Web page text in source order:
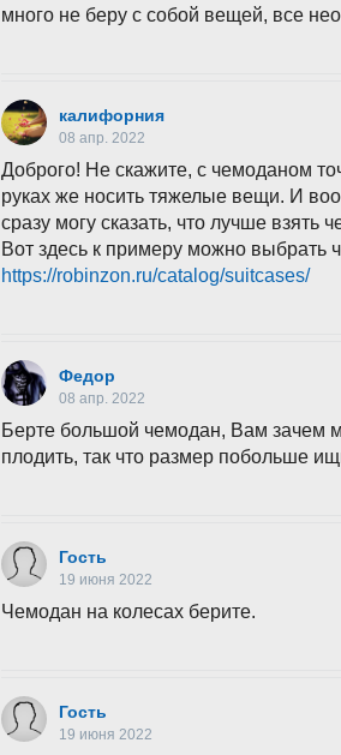
много не беру с собой вещей, все
калифорния
08 апр. 2022
Доброго! Не скажите, с чемоданом
руках же носить тяжелые вещи. И
сразу могу сказать, что лучше
Вот здесь к примеру можно выбрать
https://robinzon.ru/catalog/suitcases/
Федор
08 апр. 2022
Берте большой чемодан, Вам зачем
плодить, так что размер побольше
Гость
19 июня 2022
Чемодан на колесах берите.
Гость
19 июня 2022